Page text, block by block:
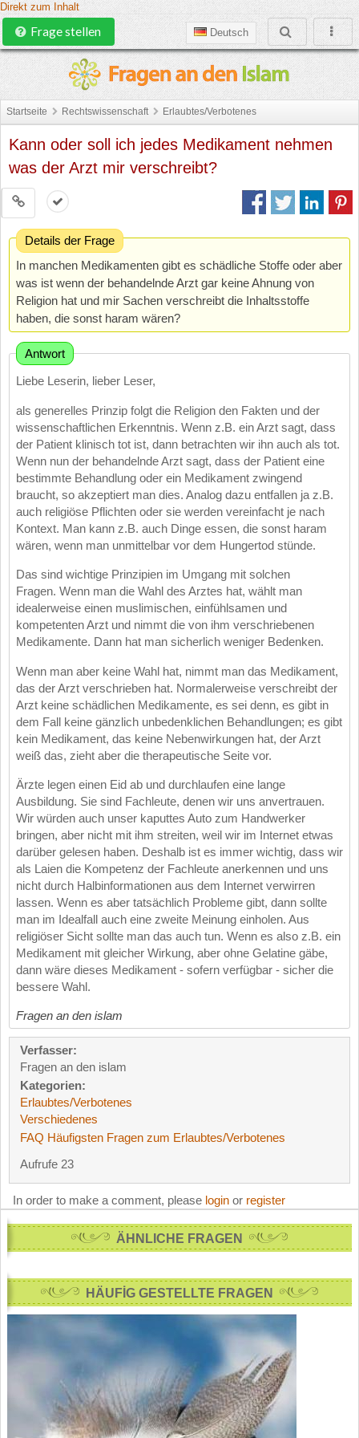
Direkt zum Inhalt
Deutsch
Frage stellen
Startseite Rechtswissenschaft Erlaubtes/Verbotenes
Kann oder soll ich jedes Medikament nehmen
was der Arzt mir verschreibt?
Details der Frage
In manchen Medikamenten gibt es schädliche Stoffe oder aber
was ist wenn der behandelnde Arzt gar keine Ahnung von
Religion hat und mir Sachen verschreibt die Inhaltsstoffe
haben, die sonst haram wären?
Antwort
Liebe Leserin, lieber Leser,
als generelles Prinzip folgt die Religion den Fakten und der
wissenschaftlichen Erkenntnis. Wenn z.B. ein Arzt sagt, dass
der Patient klinisch tot ist, dann betrachten wir ihn auch als tot.
Wenn nun der behandelnde Arzt sagt, dass der Patient eine
bestimmte Behandlung oder ein Medikament zwingend
braucht, so akzeptiert man dies. Analog dazu entfallen ja z.B.
auch religiöse Pflichten oder sie werden vereinfacht je nach
Kontext. Man kann z.B. auch Dinge essen, die sonst haram
wären, wenn man unmittelbar vor dem Hungertod stünde.
Das sind wichtige Prinzipien im Umgang mit solchen
Fragen. Wenn man die Wahl des Arztes hat, wählt man
idealerweise einen muslimischen, einfühlsamen und
kompetenten Arzt und nimmt die von ihm verschriebenen
Medikamente. Dann hat man sicherlich weniger Bedenken.
Wenn man aber keine Wahl hat, nimmt man das Medikament,
das der Arzt verschrieben hat. Normalerweise verschreibt der
Arzt keine schädlichen Medikamente, es sei denn, es gibt in
dem Fall keine gänzlich unbedenklichen Behandlungen; es gibt
kein Medikament, das keine Nebenwirkungen hat, der Arzt
weiß das, zieht aber die therapeutische Seite vor.
Ärzte legen einen Eid ab und durchlaufen eine lange
Ausbildung. Sie sind Fachleute, denen wir uns anvertrauen.
Wir würden auch unser kaputtes Auto zum Handwerker
bringen, aber nicht mit ihm streiten, weil wir im Internet etwas
darüber gelesen haben. Deshalb ist es immer wichtig, dass wir
als Laien die Kompetenz der Fachleute anerkennen und uns
nicht durch Halbinformationen aus dem Internet verwirren
lassen. Wenn es aber tatsächlich Probleme gibt, dann sollte
man im Idealfall auch eine zweite Meinung einholen. Aus
religiöser Sicht sollte man das auch tun. Wenn es also z.B. ein
Medikament mit gleicher Wirkung, aber ohne Gelatine gäbe,
dann wäre dieses Medikament - sofern verfügbar - sicher die
bessere Wahl.
Fragen an den islam
Verfasser:
Fragen an den islam
Kategorien:
Erlaubtes/Verbotenes
Verschiedenes
FAQ Häufigsten Fragen zum Erlaubtes/Verbotenes
Aufrufe 23
In order to make a comment, please login or register
ÄHNLICHE FRAGEN
HÄUFİG GESTELLTE FRAGEN